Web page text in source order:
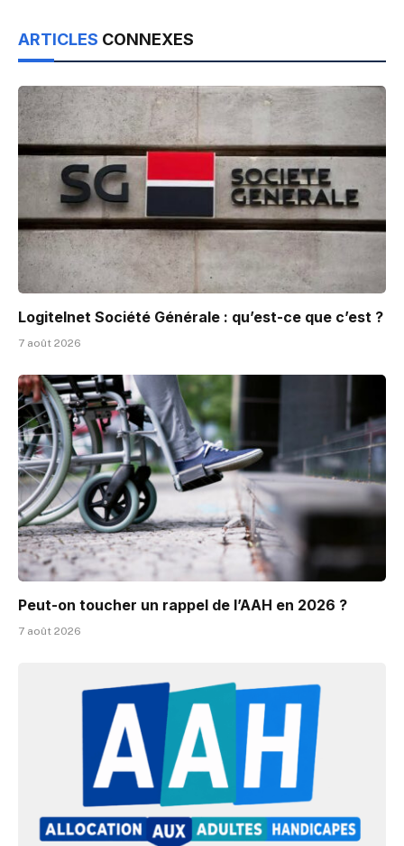
ARTICLES CONNEXES
Logitelnet Société Générale : qu’est-ce que c’est ?
7 août 2026
Peut-on toucher un rappel de l’AAH en 2026 ?
7 août 2026